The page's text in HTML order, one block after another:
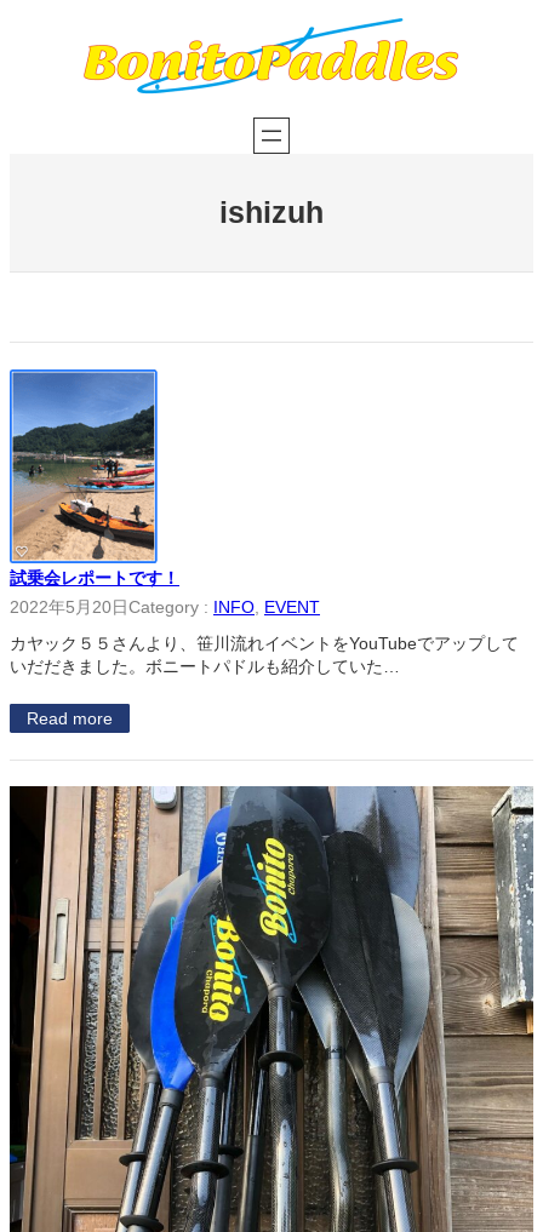
ishizuh
試乗会レポートです！
2022年5月20日Category : INFO, EVENT
カヤック５５さんより、笹川流れイベントをYouTubeでアップして
いだだきました。ボニートパドルも紹介していた…
Read more